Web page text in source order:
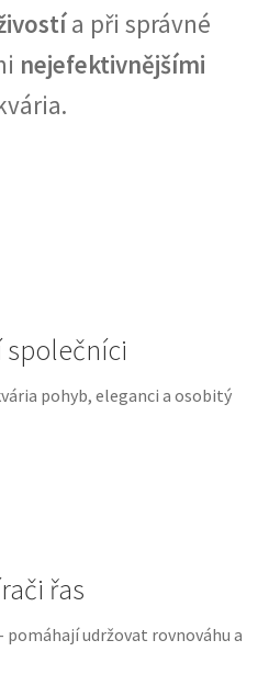
a při správné
nejefektivnějšími
společníci
pohyb, eleganci a osobitý
řas
pomáhají udržovat rovnováhu a